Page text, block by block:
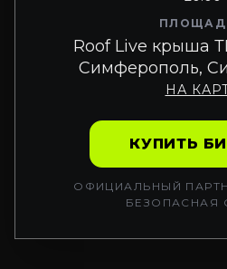
Roof Live крыша
Симферополь,
НА
КУПИТЬ
ОФИЦИАЛЬНЫЙ
БЕЗОПАСНАЯ